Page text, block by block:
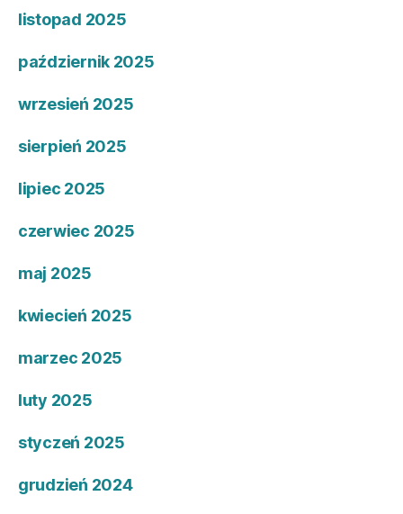
listopad 2025
październik 2025
wrzesień 2025
sierpień 2025
lipiec 2025
czerwiec 2025
maj 2025
kwiecień 2025
marzec 2025
luty 2025
styczeń 2025
grudzień 2024